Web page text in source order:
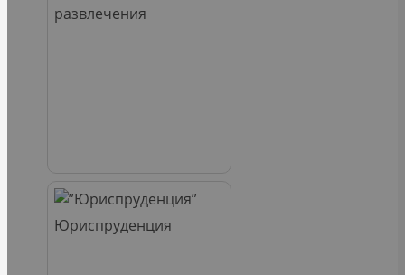
развлечения
Юриспруденция